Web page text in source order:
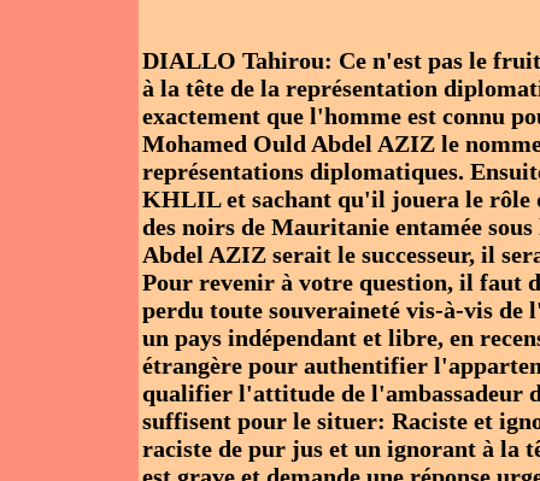
DIALLO Tahirou: Ce n'est pas le
à la tête de la représentation
exactement que l'homme est connu
Mohamed Ould Abdel AZIZ le
représentations diplomatiques.
KHLIL et sachant qu'il jouera le
des noirs de Mauritanie entamée
Abdel AZIZ serait le successeur, il
Pour revenir à votre question, il faut
perdu toute souveraineté vis-à-vis
un pays indépendant et libre, en
étrangère pour authentifier
qualifier l'attitude de l'ambassadeur
suffisent pour le situer: Raciste et
raciste de pur jus et un ignorant à la